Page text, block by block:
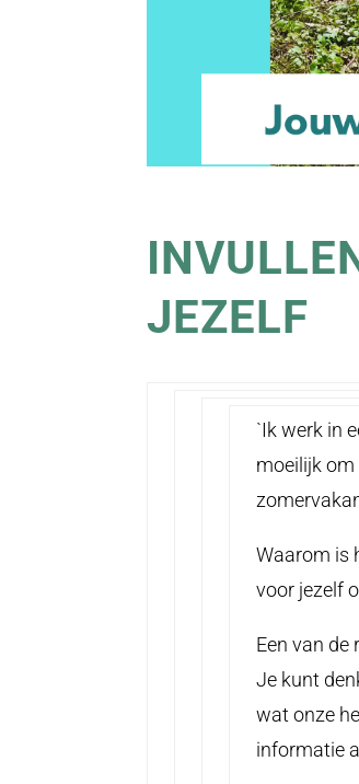
JEZELF
`Ik werk in
moeilijk om
Waarom is
voor jezelf
Een van de
Je kunt
wat onze
informatie